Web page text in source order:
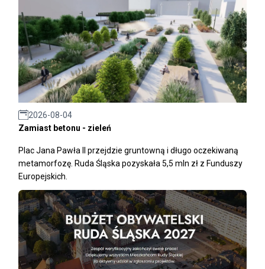
2026-08-04
Zamiast betonu - zieleń
Plac Jana Pawła II przejdzie gruntowną i długo oczekiwaną
metamorfozę. Ruda Śląska pozyskała 5,5 mln zł z Funduszy
Europejskich.